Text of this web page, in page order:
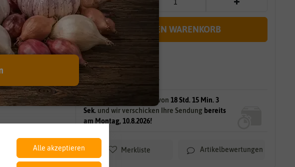
IN DEN WARENKORB
sofort lieferbar
gilt für 122 am Lager.
Bestellen Sie innerhalb von 18 Std. 15 Min. 1
Sek.und wir verschicken Ihre Sendung bereits
am Montag, 10.8.2026!
Merkliste Artikelbewertungen
Alle akzeptieren